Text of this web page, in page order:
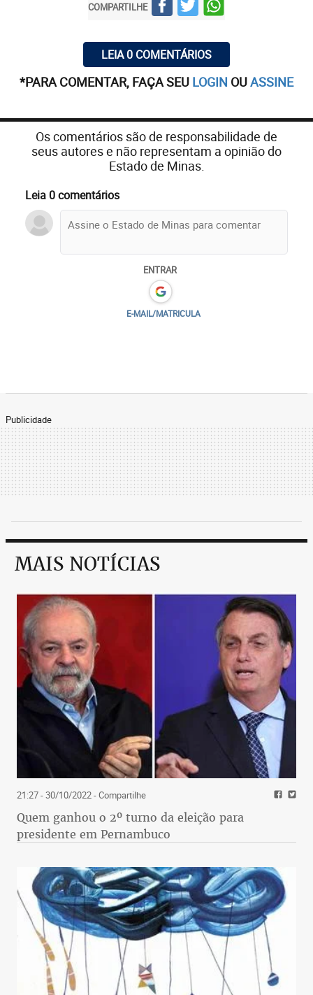
COMPARTILHE
LEIA 0 COMENTÁRIOS
*PARA COMENTAR, FAÇA SEU LOGIN OUASSINE
Os comentários são de responsabilidade de
seus autores e não representam a opinião do
Estado de Minas.
Leia 0 comentários
ENTRAR
E-MAIL/MATRICULA
Publicidade
MAIS NOTÍCIAS
21:27 - 30/10/2022- Compartilhe
Quem ganhou o 2º turno da eleição para
presidente em Pernambuco